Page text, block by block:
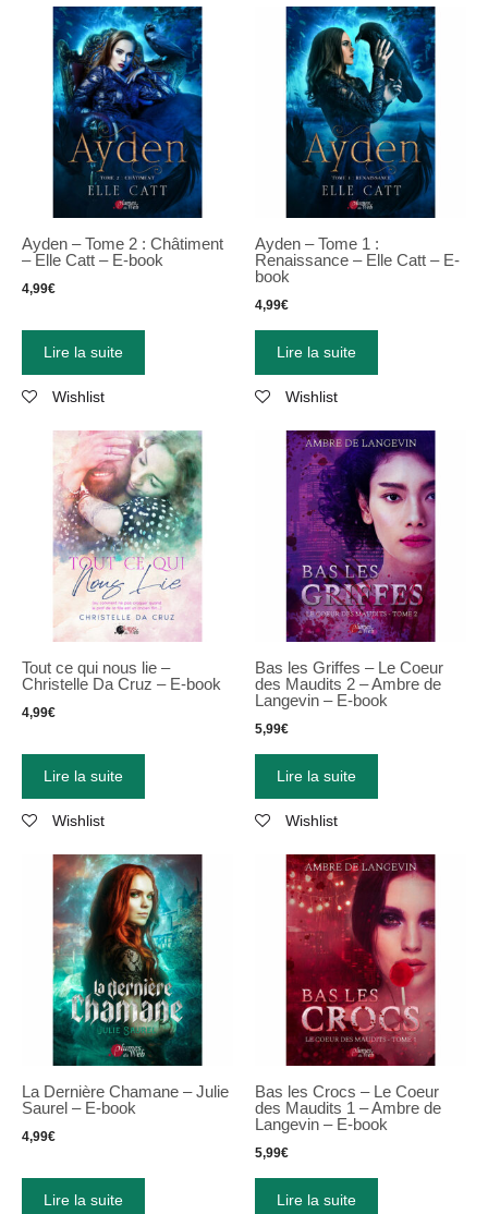
Ayden – Tome 2 : Châtiment
– Elle Catt – E-book
4,99€
Lire la suite
Wishlist
Ayden – Tome 1 :
Renaissance – Elle Catt – E-
book
4,99€
Lire la suite
Wishlist
Tout ce qui nous lie –
Christelle Da Cruz – E-book
4,99€
Lire la suite
Wishlist
Bas les Griffes – Le Coeur
des Maudits 2 – Ambre de
Langevin – E-book
5,99€
Lire la suite
Wishlist
La Dernière Chamane – Julie
Saurel – E-book
4,99€
Lire la suite
Bas les Crocs – Le Coeur
des Maudits 1 – Ambre de
Langevin – E-book
5,99€
Lire la suite